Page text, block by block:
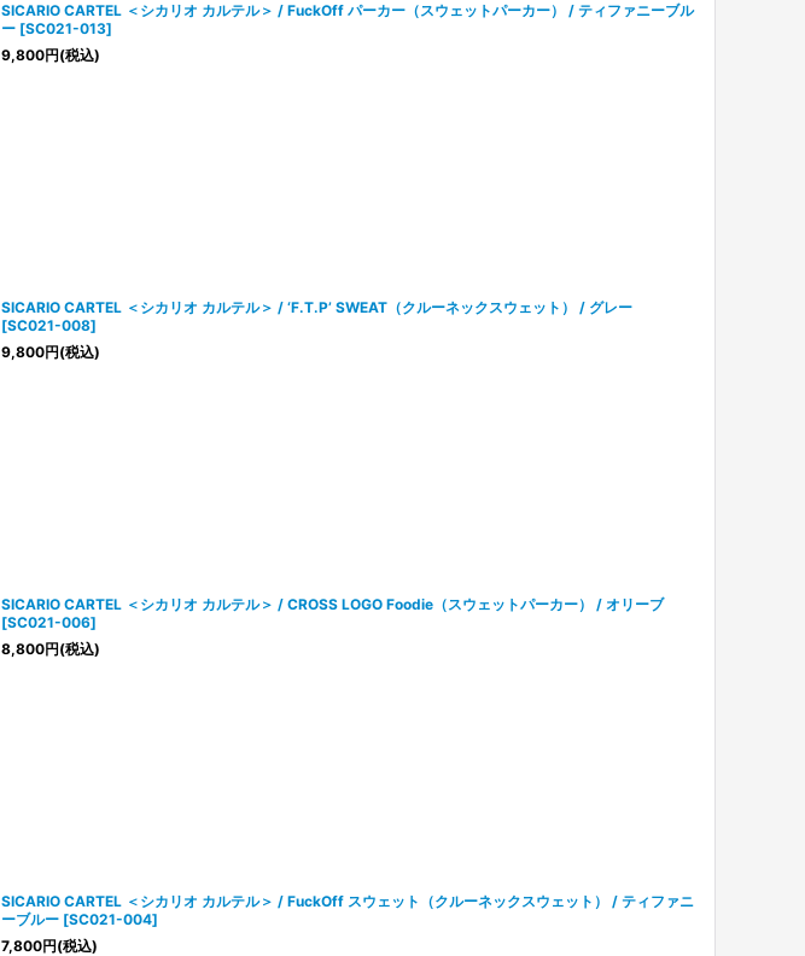
SICARIO CARTEL ＜シカリオ カルテル＞ / FuckOff パーカー（スウェットパーカー） / ティファニーブル
ー [SC021-013]
9,800円(税込)
SICARIO CARTEL ＜シカリオ カルテル＞ / ‘F.T.P’ SWEAT（クルーネックスウェット） / グレー
[SC021-008]
9,800円(税込)
SICARIO CARTEL ＜シカリオ カルテル＞ / CROSS LOGO Foodie（スウェットパーカー） / オリーブ
[SC021-006]
8,800円(税込)
SICARIO CARTEL ＜シカリオ カルテル＞ / FuckOff スウェット（クルーネックスウェット） / ティファニ
ーブルー [SC021-004]
7,800円(税込)